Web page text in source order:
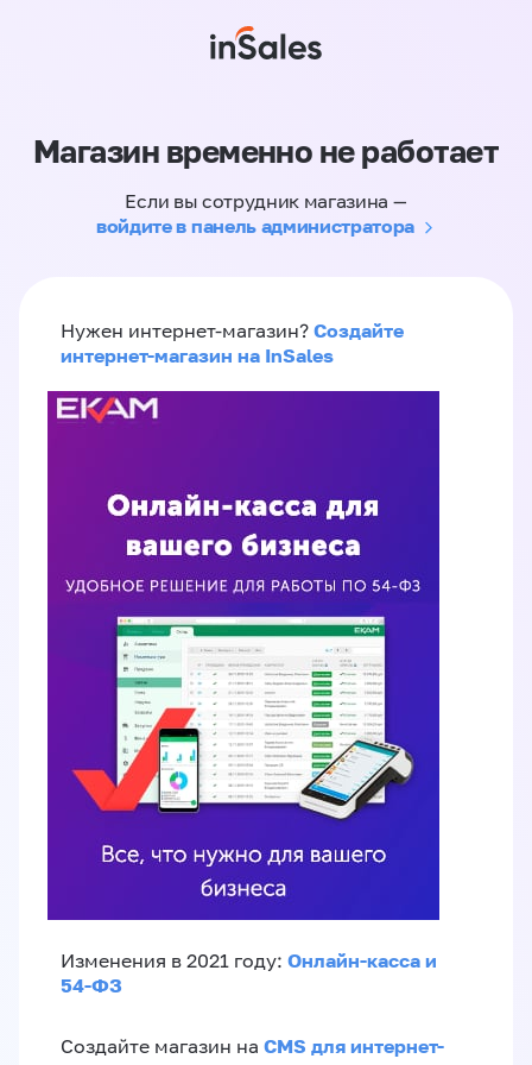
Магазин временно не работает
Если вы сотрудник магазина —
войдите в панель администратора
Нужен интернет-магазин? Создайте
интернет-магазин на InSales
Изменения в 2021 году: Онлайн-касса и
54-ФЗ
Создайте магазин на CMS для интернет-